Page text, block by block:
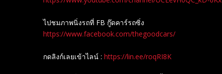
ไปชมภาพนิ่งรถที่ FB กู๊ดคาร์รถซิ่ง
https://www.facebook.com/thegoodcars/
กดลิงก์เลยเข้าไลน์ : https://lin.ee/roqRI8K